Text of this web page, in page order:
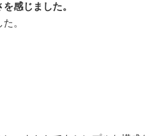
感じました。
。